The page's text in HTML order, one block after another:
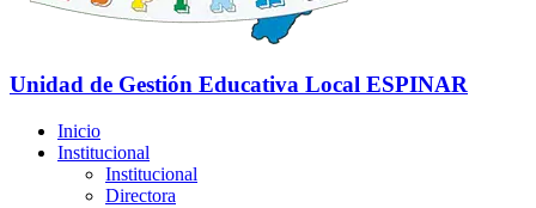
Unidad de Gestión Educativa Local ESPINAR
Inicio
Institucional
Institucional
Directora